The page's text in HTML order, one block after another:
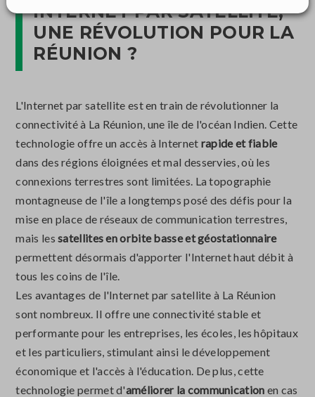
INTERNET PAR SATELLITE,
UNE RÉVOLUTION POUR LA
RÉUNION ?
L'Internet par satellite est en train de révolutionner la
connectivité à La Réunion, une île de l'océan Indien. Cette
technologie offre un accès à Internet rapide et fiable
dans des régions éloignées et mal desservies, où les
connexions terrestres sont limitées. La topographie
montagneuse de l'île a longtemps posé des défis pour la
mise en place de réseaux de communication terrestres,
mais lessatellites en orbite basse et géostationnaire
permettent désormais d'apporter l'Internet haut débit à
tous les coins de l'île.
Les avantages de l'Internet par satellite à La Réunion
sont nombreux. Il offre une connectivité stable et
performante pour les entreprises, les écoles, les hôpitaux
et les particuliers, stimulant ainsi le développement
économique et l'accès à l'éducation. De plus, cette
technologie permet d'améliorer la communication en cas